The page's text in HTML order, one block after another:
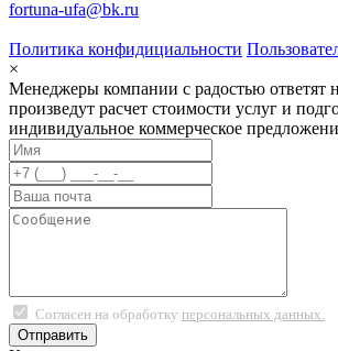
fortuna-ufa@bk.ru
Политика конфидициальности
×
Менеджеры компании с радостью ответят
произведут расчет стоимости услуг и
индивидуальное коммерческое
Согласен на обработку персональных данных.